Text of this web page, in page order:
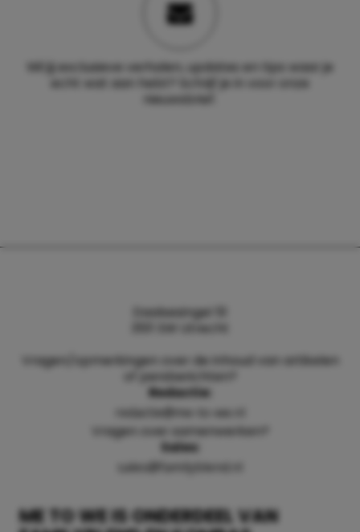
Wil jij exclusieve verhalen, updates en tips waar je
echt wat aan hebt? Schrijf je in voor onze
nieuwsbrief.
ME TO WE IS ONDERDEEL VAN
Daalsesingel 51
3511 SW Utrecht
Vragen/opmerkingen over de inhoud van artikelen
of persberichten?
Redactie:
redactie@me-to-we.nl
Vragen over samenwerken?
Sales:
sales@familyblend.nl